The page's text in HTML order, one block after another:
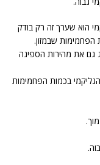
הוא שערך זה רק בודק
שבמזון.
גם את מהירות הספיגה
בכמות הפחמימות